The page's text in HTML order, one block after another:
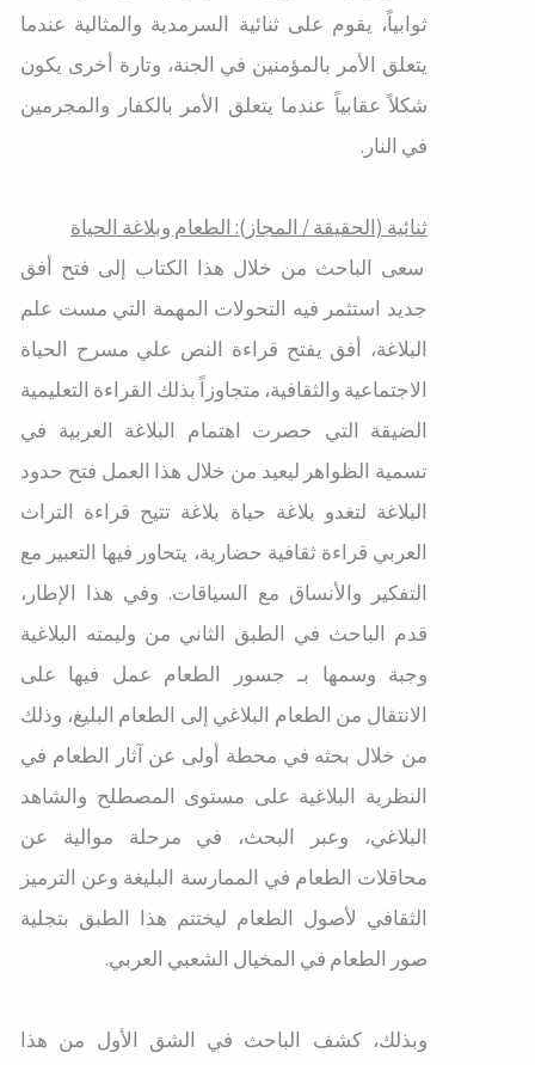
ثوابياً، يقوم على ثنائية السرمدية والمثالية عندما
يتعلق الأمر بالمؤمنين في الجنة، وتارة أخرى يكون
شكلاً عقابياً عندما يتعلق الأمر بالكفار والمجرمين
في النار.
ثنائية (الحقيقة / المجاز): الطعام وبلاغة الحياة
سعى الباحث من خلال هذا الكتاب إلى فتح أفق
جديد استثمر فيه التحولات المهمة التي مست علم
البلاغة، أفق يفتح قراءة النص علي مسرح الحياة
الاجتماعية والثقافية، متجاوزاً بذلك القراءة التعليمية
الضيقة التي حصرت اهتمام البلاغة العربية في
تسمية الظواهر ليعيد من خلال هذا العمل فتح حدود
البلاغة لتغدو بلاغة حياة بلاغة تتيح قراءة التراث
العربي قراءة ثقافية حضارية، يتحاور فيها التعبير مع
التفكير والأنساق مع السياقات. وفي هذا الإطار،
قدم الباحث في الطبق الثاني من وليمته البلاغية
وجبة وسمها بـ جسور الطعام عمل فيها على
الانتقال من الطعام البلاغي إلى الطعام البليغ، وذلك
من خلال بحثه في محطة أولى عن آثار الطعام في
النظرية البلاغية على مستوى المصطلح والشاهد
البلاغي، وعبر البحث، في مرحلة موالية عن
محاقلات الطعام في الممارسة البليغة وعن الترميز
الثقافي لأصول الطعام ليختتم هذا الطبق بتجلية
صور الطعام في المخيال الشعبي العربي.
وبذلك، كشف الباحث في الشق الأول من هذا